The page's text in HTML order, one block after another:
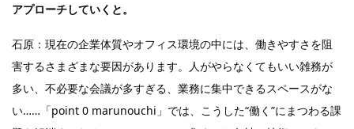
アプローチしていくと。
石原：現在の企業体質やオフィス環境の中には、働きやすさを阻
害するさまざまな要因があります。人がやらなくてもいい雑務が
多い、不必要な会議が多すぎる、業務に集中できるスペースがな
い……「point 0 marunouchi」では、こうした“働く”にまつわる課